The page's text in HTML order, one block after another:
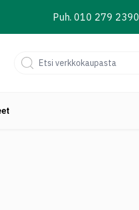
Puh. 010 279 2390